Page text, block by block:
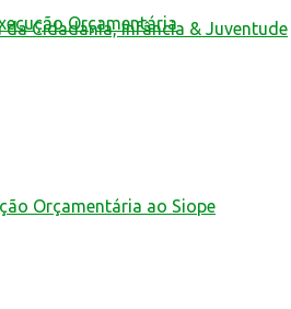
Orçamentária
Cidadania, Infância & Juventude
Orçamentária ao Siope